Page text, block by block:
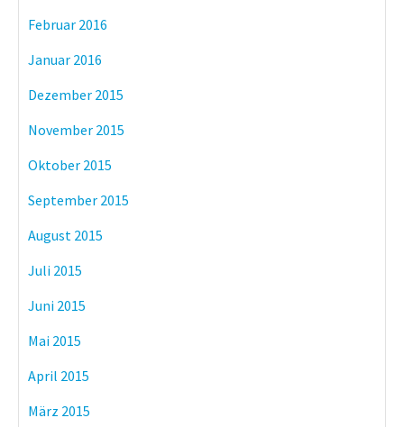
Februar 2016
Januar 2016
Dezember 2015
November 2015
Oktober 2015
September 2015
August 2015
Juli 2015
Juni 2015
Mai 2015
April 2015
März 2015